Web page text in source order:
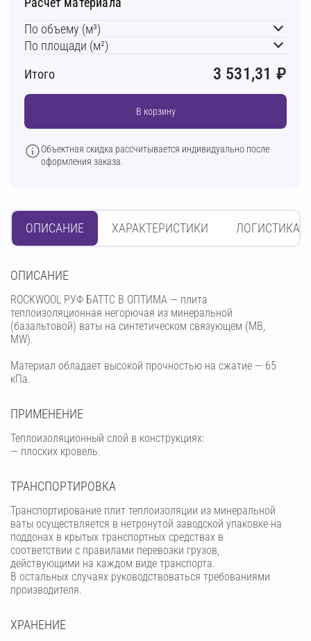
По объему (м³)
По площади (м²)
Итого
3 531,31 ₽
В корзину
Объектная скидка рассчитывается индивидуально после
оформления заказа.
ОПИСАНИЕ ХАРАКТЕРИСТИКИ ЛОГИСТИКА
OПИСАНИЕ
ROCKWOOL РУФ БАТТС В ОПТИМА — плита
теплоизоляционная негорючая из минеральной
(базальтовой) ваты на синтетическом связующем (МВ,
MW).
Материал обладает высокой прочностью на сжатие — 65
кПа.
ПРИМЕНЕНИЕ
Теплоизоляционный слой в конструкциях:
— плоских кровель.
ТРАНСПОРТИРОВКА
Транспортирование плит теплоизоляции из минеральной
ваты осуществляется в нетронутой заводской упаковке на
поддонах в крытых транспортных средствах в
соответствии с правилами перевозки грузов,
действующими на каждом виде транспорта.
В остальных случаях руководствоваться требованиями
производителя.
ХРАНЕНИЕ